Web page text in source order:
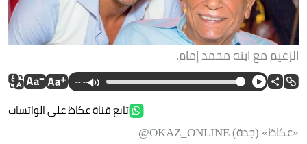
الزعيم مع ابنه محمد إمام.
--:--
تابع قناة عكاظ على الواتساب
«عكاظ» (جدة) OKAZ_ONLINE@